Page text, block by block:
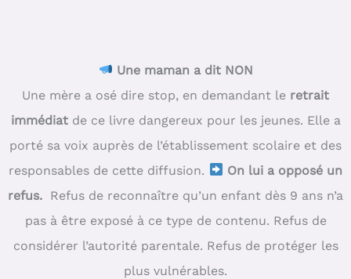
Une maman a dit NON
Une mère a osé dire stop, en demandant le retrait
immédiatde ce livre dangereux pour les jeunes. Elle a
porté sa voix auprès de l’établissement scolaire et des
responsables de cette diffusion.
On lui a opposé un
refus. Refus de reconnaître qu’un enfant dès 9 ans n’a
pas à être exposé à ce type de contenu. Refus de
considérer l’autorité parentale. Refus de protéger les
plus vulnérables.